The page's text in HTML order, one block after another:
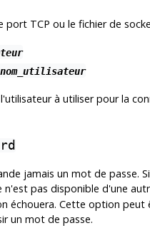
port TCP ou le fichier de
nom_utilisateur
à utiliser pour la
jamais un mot de passe.
n'est pas disponible d'une
échouera. Cette option
un mot de passe.